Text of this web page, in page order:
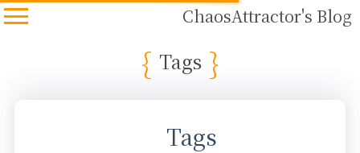
ChaosAttractor's Blog
Tags
Tags